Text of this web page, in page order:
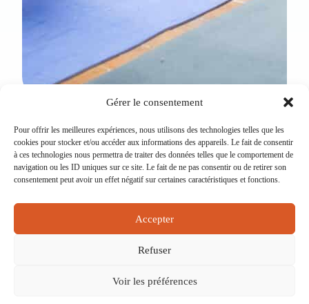
Gérer le consentement
Pour offrir les meilleures expériences, nous utilisons des technologies telles que les
cookies pour stocker et/ou accéder aux informations des appareils. Le fait de consentir
à ces technologies nous permettra de traiter des données telles que le comportement de
navigation ou les ID uniques sur ce site. Le fait de ne pas consentir ou de retirer son
consentement peut avoir un effet négatif sur certaines caractéristiques et fonctions.
Accepter
Refuser
Voir les préférences
15 rue Eugène Saccomano 92500 RUEIL-
MALMAISON